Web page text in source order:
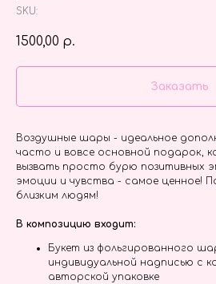
SKU:
1500,00 р.
Заказать
Воздушные шары - идеальное
часто и вовсе основной подарок,
вызвать просто бурю позитивных
эмоции и чувства - самое ценное!
близким людям!
В композицию входит:
Букет из фольгированного
индивидуальной надписью с
авторской упаковке